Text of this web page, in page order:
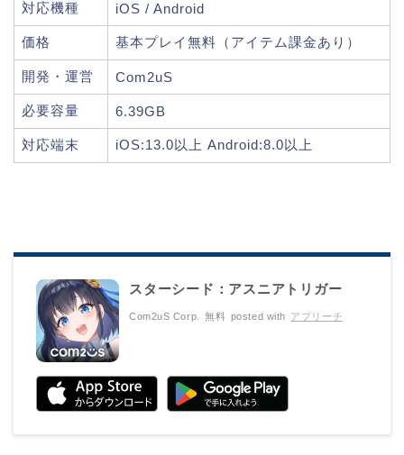
対応機種 iOS / Android
価格 基本プレイ無料（アイテム課金あり）
開発・運営 Com2uS
必要容量 6.39GB
対応端末 iOS:13.0以上 Android:8.0以上
スターシード：アスニアトリガー
Com2uS Corp. 無料 posted with アプリーチ